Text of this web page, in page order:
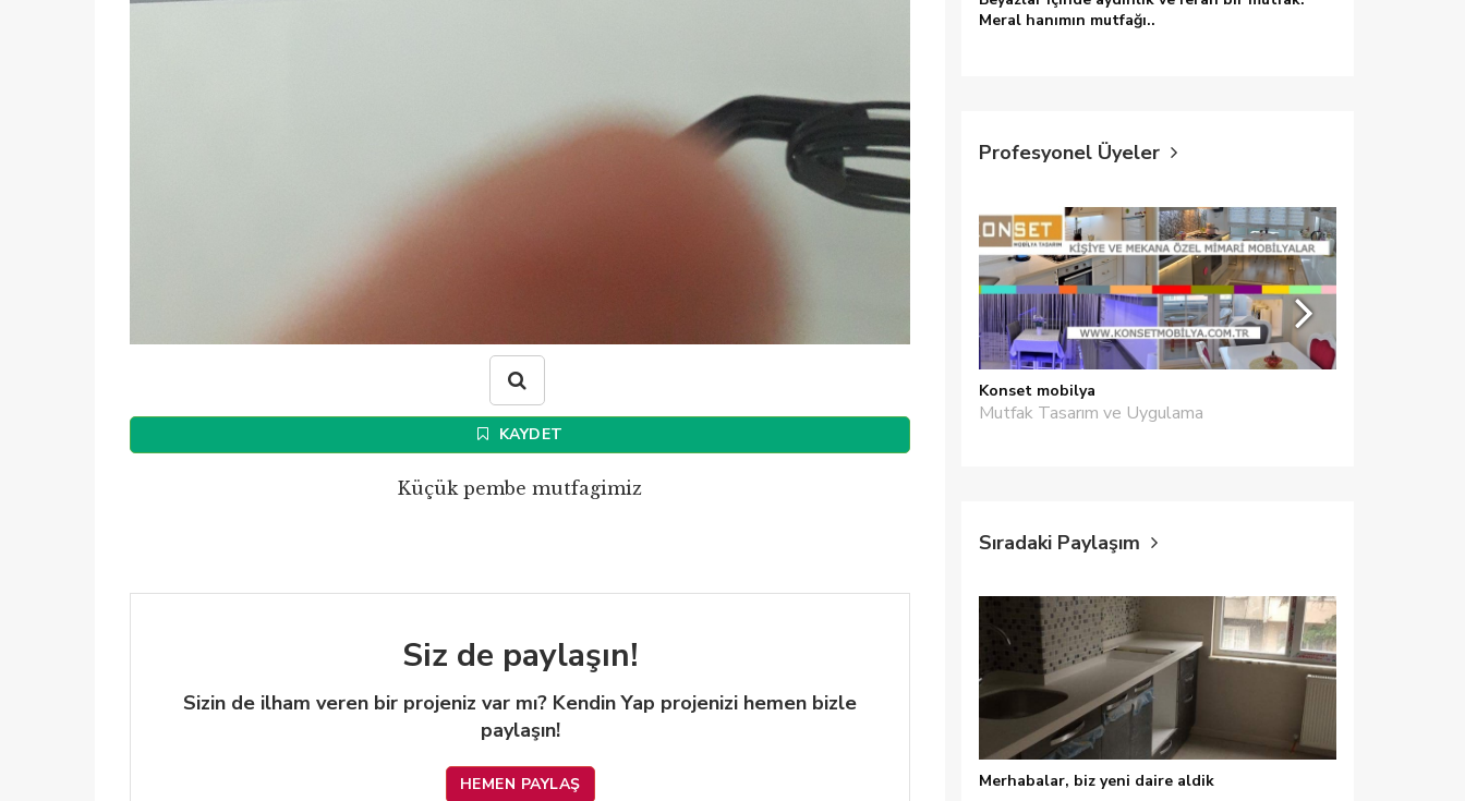
KAYDET
Küçük pembe mutfagimiz
Siz de paylaşın!
Sizin de ilham veren bir projeniz var mı? Kendin Yap projenizi hemen bizle
paylaşın!
HEMEN PAYLAŞ
Meral hanımın mutfağı..
Profesyonel Üyeler
Konset mobilya
Mutfak Tasarım ve Uygulama
Sıradaki Paylaşım
Merhabalar, biz yeni daire aldik